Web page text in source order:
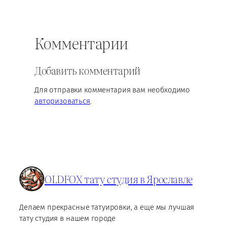
Комментарии
Добавить комментарий
Для отправки комментария вам необходимо
авторизоваться.
OLDFOX тату студия в Ярославле
Делаем прекрасные татуировки, а еще мы лучшая
тату студия в нашем городе